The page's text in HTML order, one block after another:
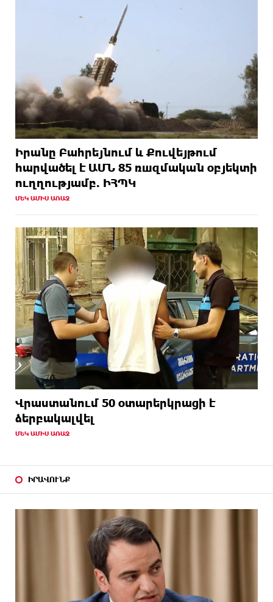
Իրանը Բահրեյնում և Քուվեյթում
hարվածել է ԱՄՆ 85 ռшզմական օբյեկտի
ուղղությամբ. ԻՀՊԿ
ՄԵԿ ԱՄԻՍ ԱՌԱՋ
Վրաստանում 50 օտարերկրացի է
ձերբակալվել
ՄԵԿ ԱՄԻՍ ԱՌԱՋ
ԻՐԱՎՈՒՆՔ